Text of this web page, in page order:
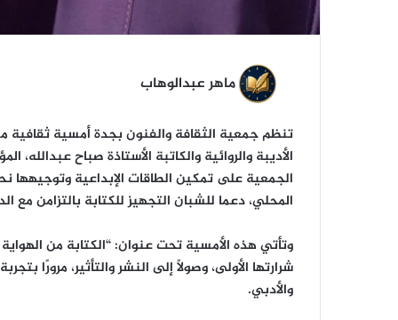
ماهر عبدالوهاب
الأديبة والروائية والكاتبة الأستاذة صباح
الجمعية على تمكين الطاقات الإبداعية
المحلي، دعما للشبان التجهيز للكتابة بالتزامن مع
وتأتي هذه الأمسية تحت عنوان: “الكتابة من
شرارتها الأولى، وصولًا إلى النشر والتأثير، مرورًا
والأدبي.